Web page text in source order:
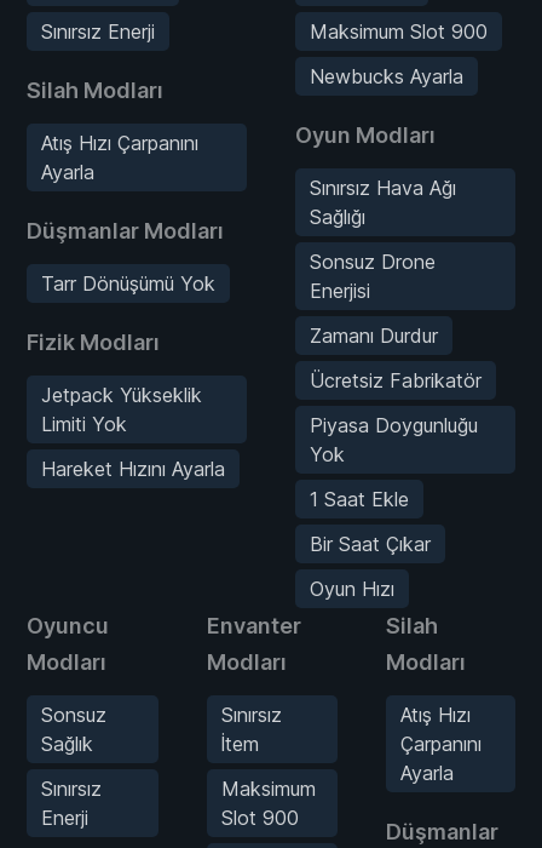
Sınırsız Enerji
Silah Modları
Atış Hızı Çarpanını
Ayarla
Düşmanlar Modları
Tarr Dönüşümü Yok
Fizik Modları
Jetpack Yükseklik
Limiti Yok
Hareket Hızını Ayarla
Maksimum Slot 900
Newbucks Ayarla
Oyun Modları
Sınırsız Hava Ağı
Sağlığı
Sonsuz Drone
Enerjisi
Zamanı Durdur
Ücretsiz Fabrikatör
Piyasa Doygunluğu
Yok
1 Saat Ekle
Bir Saat Çıkar
Oyun Hızı
Oyuncu
Modları
Sonsuz
Sağlık
Sınırsız
Enerji
Envanter
Modları
Sınırsız
İtem
Maksimum
Slot 900
Silah
Modları
Atış Hızı
Çarpanını
Ayarla
Düşmanlar